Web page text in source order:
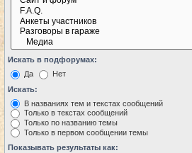
Искать в подфорумах:
Да
Нет
Искать:
В названиях тем и текстах сообщений
Только в текстах сообщений
Только по названию темы
Только в первом сообщении темы
Показывать результаты как: